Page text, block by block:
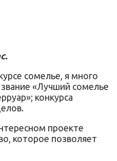
сомелье, я много
«Лучший сомелье
конкурса
проекте
которое позволяет